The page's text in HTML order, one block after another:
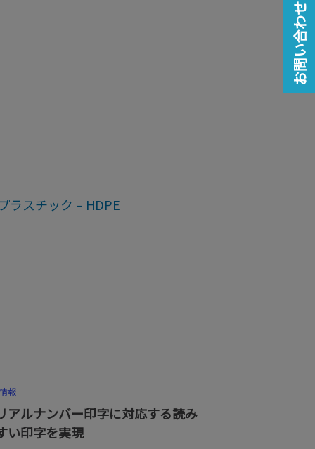
ラスチック – HDPE
報
アルナンバー印字に対応する読み
い印字を実現
お問い合わせ